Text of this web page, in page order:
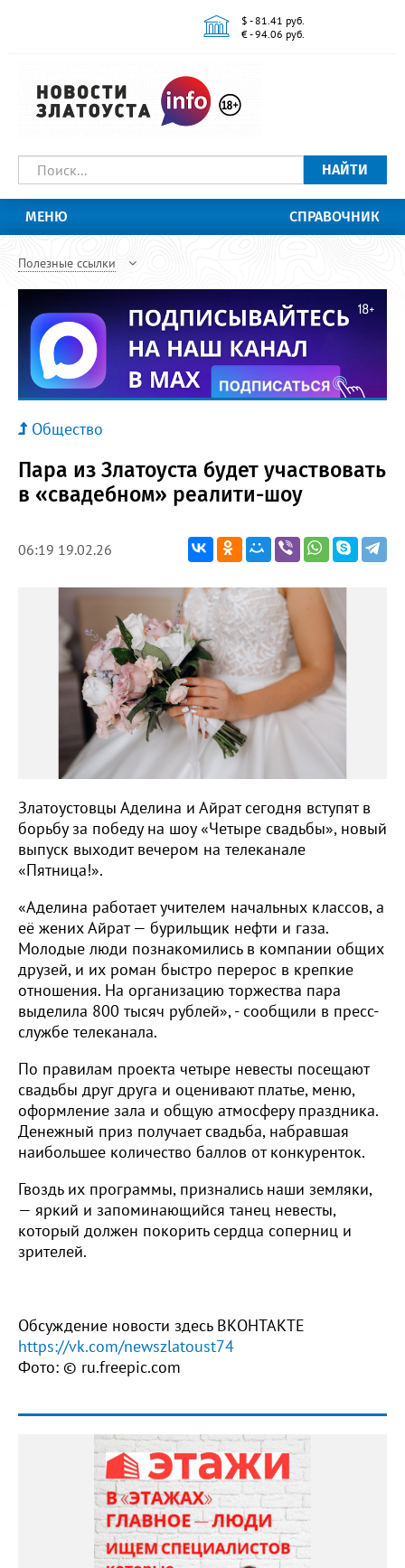
$ - 81.41 руб.
€ - 94.06 руб.
НАЙТИ
МЕНЮ СПРАВОЧНИК
Полезные ссылки
Общество
Пара из Златоуста будет участвовать
в «свадебном» реалити-шоу
06:19 19.02.26
Златоустовцы Аделина и Айрат сегодня вступят в
борьбу за победу на шоу «Четыре свадьбы», новый
выпуск выходит вечером на телеканале
«Пятница!».
«Аделина работает учителем начальных классов, а
её жених Айрат — бурильщик нефти и газа.
Молодые люди познакомились в компании общих
друзей, и их роман быстро перерос в крепкие
отношения. На организацию торжества пара
выделила 800 тысяч рублей», - сообщили в пресс-
службе телеканала.
По правилам проекта четыре невесты посещают
свадьбы друг друга и оценивают платье, меню,
оформление зала и общую атмосферу праздника.
Денежный приз получает свадьба, набравшая
наибольшее количество баллов от конкуренток.
Гвоздь их программы, признались наши земляки,
— яркий и запоминающийся танец невесты,
который должен покорить сердца соперниц и
зрителей.
Обсуждение новости здесь ВКОНТАКТЕ
https://vk.com/newszlatoust74
Фото: © ru.freepic.com